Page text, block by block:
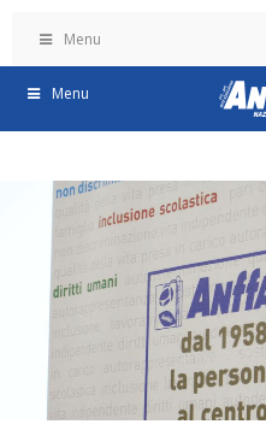
Menu
Menu